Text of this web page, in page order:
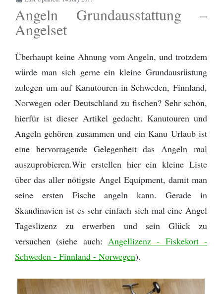
Angeln Grundausstattung –
Angelset
Überhaupt keine Ahnung vom Angeln, und trotzdem
würde man sich gerne ein kleine Grundausrüstung
zulegen um auf Kanutouren in Schweden, Finnland,
Norwegen oder Deutschland zu fischen? Sehr schön,
hierfür ist dieser Artikel gedacht. Kanutouren und
Angeln gehören zusammen und ein Kanu Urlaub ist
eine hervorragende Gelegenheit das Angeln mal
auszuprobieren.Wir erstellen hier ein kleine Liste
über das aller nötigste Angel Equipment, damit man
seine ersten Fische angeln kann. Gerade in
Skandinavien ist es sehr einfach sich mal eine Angel
Tageslizenz zu erwerben und sein Glück zu
versuchen (siehe auch: Angellizenz - Fiskekort -
Schweden - Finnland - Norwegen).
Outdoor Basiswissen - Lagerfeuer -
Birkenrinde
Fotografieren und Filmen auf Kanutouren
Schwitzhütte - Outdoor Sauna - Wie
Wie sind denn die Schweden so?
Outdoor Küche / Wildnisküchen
Helfer
Omnia Camping Backofen
Grillen mit Fischbräter
Kanutour
Wildwasser paddeln vs. Kanuwandern - Eine
Schlittenhund Urlaub - Husky Trekking -
Informationen Schlittenhunde
Packrafting
Zwiebel- Schichtenprinzip. Wer es anders
macht, macht es falsch
- Bootsleine
Camping Stuhl
Regenponcho
Tarp - Aufbauanleitung
Erste Hilfe Set / Medipack
Outdoor- Hose / Trekkinghose
Ausrüstungslisten Download
Schuhe / Stiefel
Flying C von Mepps - Der beste
Perfekt optimierte Spinnfischen
Angelausrüstung